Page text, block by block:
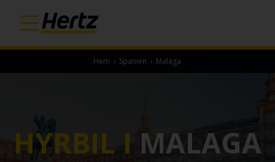
Hem › Spanien › Malaga
HYRBIL I MALAGA